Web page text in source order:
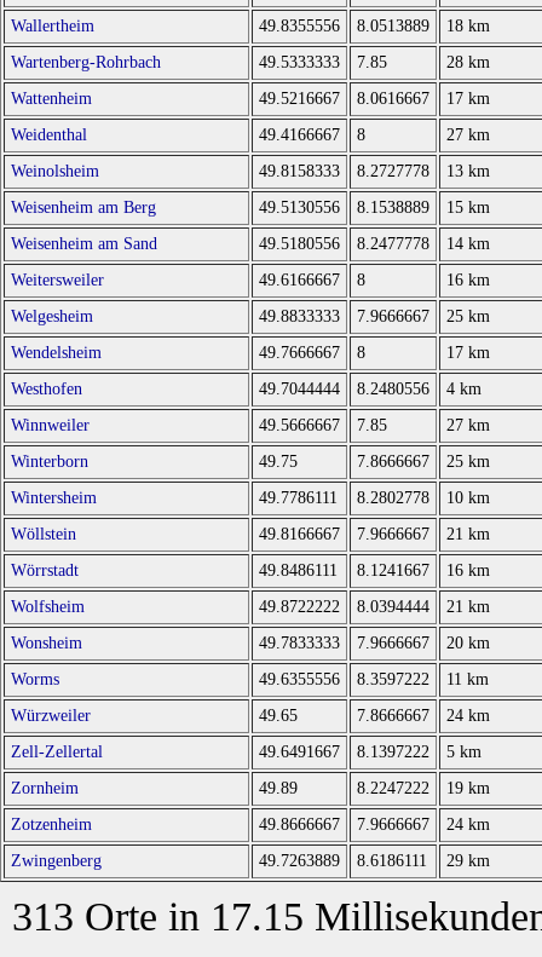
Wallertheim
49.8355556 8.0513889
18 km
Wartenberg-Rohrbach
49.5333333 7.85
28 km
Wattenheim
49.5216667 8.0616667
17 km
Weidenthal
49.4166667 8
27 km
Weinolsheim
49.8158333 8.2727778
13 km
Weisenheim am Berg
49.5130556 8.1538889
15 km
Weisenheim am Sand
49.5180556 8.2477778
14 km
Weitersweiler
49.6166667 8
16 km
Welgesheim
49.8833333 7.9666667
25 km
Wendelsheim
49.7666667 8
17 km
Westhofen
49.7044444 8.2480556
4 km
Winnweiler
49.5666667 7.85
27 km
Winterborn
49.75 7.8666667
25 km
Wintersheim
49.7786111 8.2802778
10 km
Wöllstein
49.8166667 7.9666667
21 km
Wörrstadt
49.8486111 8.1241667
16 km
Wolfsheim
49.8722222 8.0394444
21 km
Wonsheim
49.7833333 7.9666667
20 km
Worms
49.6355556 8.3597222
11 km
Würzweiler
49.65 7.8666667
24 km
Zell-Zellertal
49.6491667 8.1397222
5 km
Zornheim
49.89 8.2247222
19 km
Zotzenheim
49.8666667 7.9666667
24 km
Zwingenberg
49.7263889 8.6186111 29 km
313 Orte in 17.15